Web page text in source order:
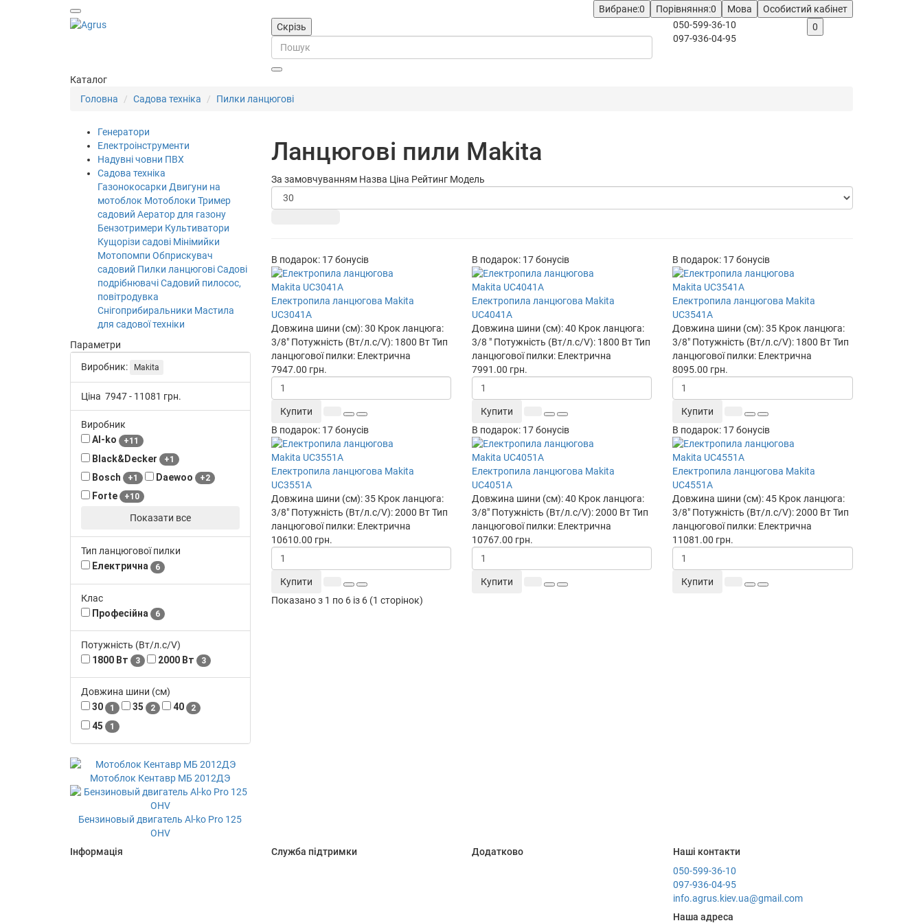
Особистий кабінет
Мова
Порівняння:0
Вибране:0
Скрізь
050-599-36-10
097-936-04-95
0
Каталог
Головна
Садова техніка Пилки ланцюгові
Генератори
Електроінструменти
Надувні човни ПВХ
Садова техніка
Газонокосарки Двигуни на
мотоблок Мотоблоки Тример
садовий Аератор для газону
Бензотримери Культиватори
Кущорізи садові Мінімийки
Мотопомпи Обприскувач
садовий Пилки ланцюговіСадові
подрібнювачіСадовий пилосос,
повітродувка
Снігоприбиральники Мастила
для садової техніки
Параметри
Виробник:
Makita
Ціна 7947- 11081 грн.
Виробник
Al-ko
+11
Black&Decker +1
Bosch +1 Daewoo +2
Forte +10
Показати все
Тип ланцюгової пилки
Електрична
6
Клас
Професійна
6
Потужність (Вт/л.с/V)
1800 Вт
3 2000 Вт 3
Довжина шини (см)
30
1 35 2 40 2
45 1
Мотоблок Кентавр МБ 2012ДЭ
Бензиновый двигатель Al-ko Pro 125
OHV
Ланцюгові пили Makita
За замовчуванням Назва Ціна Рейтинг Модель
В подарок: 17 бонусів
Електропила ланцюгова Makita
UC3041A
Довжина шини (см):30 Крок ланцюга:
3/8"Потужність (Вт/л.с/V): 1800 ВтТип
ланцюгової пилки: Електрична
7947.00 грн.
Купити
В подарок: 17 бонусів
Електропила ланцюгова Makita
UC4041A
Довжина шини (см):40 Крок ланцюга:
3/8 "Потужність (Вт/л.с/V): 1800 ВтТип
ланцюгової пилки: Електрична
7991.00 грн.
Купити
В подарок: 17 бонусів
Електропила ланцюгова Makita
UC3541A
Довжина шини (см):35 Крок ланцюга:
3/8" Потужність (Вт/л.с/V): 1800 ВтТип
ланцюгової пилки: Електрична
8095.00 грн.
Купити
В подарок: 17 бонусів
Електропила ланцюгова Makita
UC3551A
Довжина шини (см):35Крок ланцюга:
3/8"Потужність (Вт/л.с/V):2000 ВтТип
ланцюгової пилки: Електрична
10610.00 грн.
Купити
В подарок: 17 бонусів
Електропила ланцюгова Makita
UC4051A
Довжина шини (см):40 Крок ланцюга:
3/8"Потужність (Вт/л.с/V):2000 ВтТип
ланцюгової пилки: Електрична
10767.00 грн.
Купити
В подарок: 17 бонусів
Електропила ланцюгова Makita
UC4551A
Довжина шини (см):45 Крок ланцюга:
3/8" Потужність (Вт/л.с/V):2000 ВтТип
ланцюгової пилки: Електрична
11081.00 грн.
Купити
Показано з 1 по 6 із 6 (1 сторінок)
Інформація Служба підтримки Додатково
Наші контакти
050-599-36-10
097-936-04-95
info.agrus.kiev.ua@gmail.com
Наша адреса